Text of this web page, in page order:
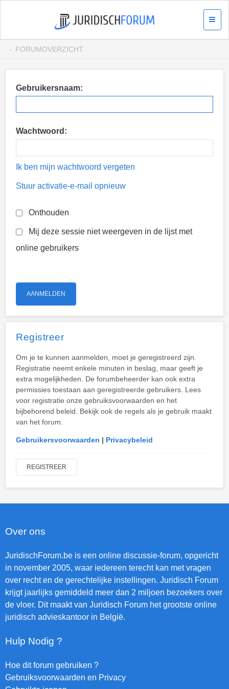
FORUMOVERZICHT
Gebruikersnaam:
Wachtwoord:
Ik ben mijn wachtwoord vergeten
Stuur activatie-e-mail opnieuw
Onthouden
Mij deze sessie niet weergeven in de lijst met
online gebruikers
Registreer
Om je te kunnen aanmelden, moet je geregistreerd zijn.
Registratie neemt enkele minuten in beslag, maar geeft je
extra mogelijkheden. De forumbeheerder kan ook extra
permissies toestaan aan geregistreerde gebruikers. Lees
voor registratie onze gebruiksvoorwaarden en het
bijbehorend beleid. Bekijk ook de regels als je gebruik maakt
van het forum.
Gebruikersvoorwaarden | Privacybeleid
REGISTREER
Over ons
JuridischForum.be is een online discussie-forum, opgericht
in november 2005, waar iedereen terecht kan met vragen
over recht en de gerechtelijke instellingen. Juridisch Forum
krijgt jaarlijks gemiddeld meer dan 2 miljoen bezoekers over
de vloer. Dit maakt van Juridisch Forum het grootste online
juridisch advieskantoor in België.
Hulp Nodig ?
Hoe dit forum gebruiken ?
Gebruiksvoorwaarden en Privacy